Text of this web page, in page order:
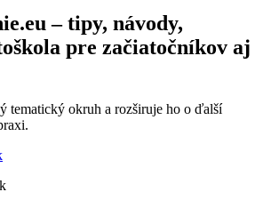
– tipy, návody,
pre začiatočníkov aj
tematický okruh a rozširuje ho o ďalší